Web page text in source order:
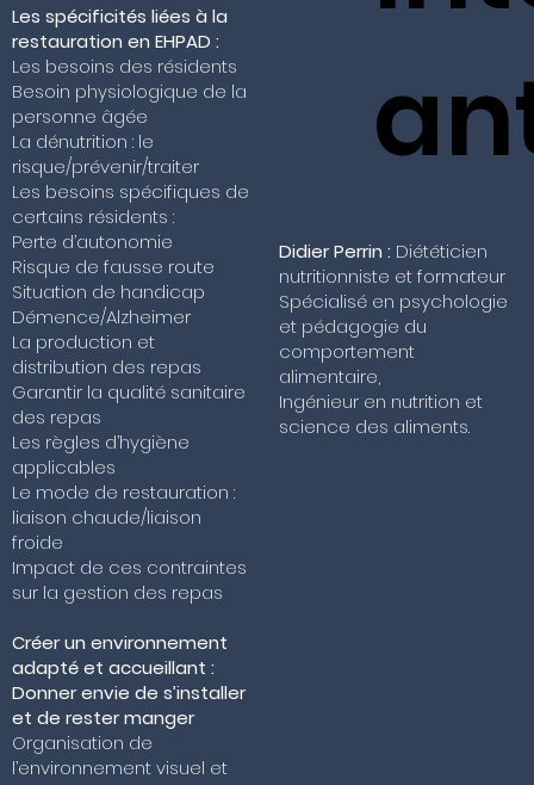
Les spécificités liées à la
restauration en EHPAD :
Les besoins des résidents
Besoin physiologique de la
personne âgée
La dénutrition : le
risque/prévenir/traiter
Les besoins spécifiques de
certains résidents :
Perte d’autonomie
Risque de fausse route
Situation de handicap
Démence/Alzheimer
La production et
distribution des repas
Garantir la qualité sanitaire
des repas
Les règles d’hygiène
applicables
Le mode de restauration :
liaison chaude/liaison
froide
Impact de ces contraintes
sur la gestion des repas
Créer un environnement
adapté et accueillant :
Donner envie de s’installer
et de rester manger
Organisation de
l’environnement visuel et
Didier Perrin : Diététicien
nutritionniste et formateur
Spécialisé en psychologie
et pédagogie du
comportement
alimentaire,
Ingénieur en nutrition et
science des aliments.